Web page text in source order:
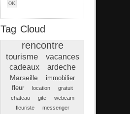
Tag Cloud
rencontre
tourisme
vacances
cadeaux
ardeche
Marseille
immobilier
fleur
location
gratuit
chateau
gite
webcam
fleuriste
messenger